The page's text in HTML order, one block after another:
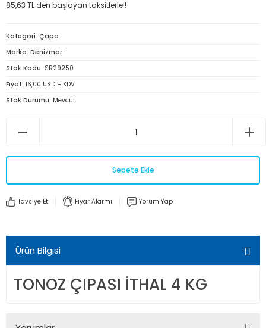
85,63 TL den başlayan taksitlerle!!
Kategori Çapa
Marka Denizmar
Stok Kodu SR29250
Fiyat 16,00 USD + KDV
Stok Durumu Mevcut
Sepete Ekle
Tavsiye Et Fiyar Alarmı Yorum Yap
Ürün Bilgisi
TONOZ ÇIPASI İTHAL 4 KG